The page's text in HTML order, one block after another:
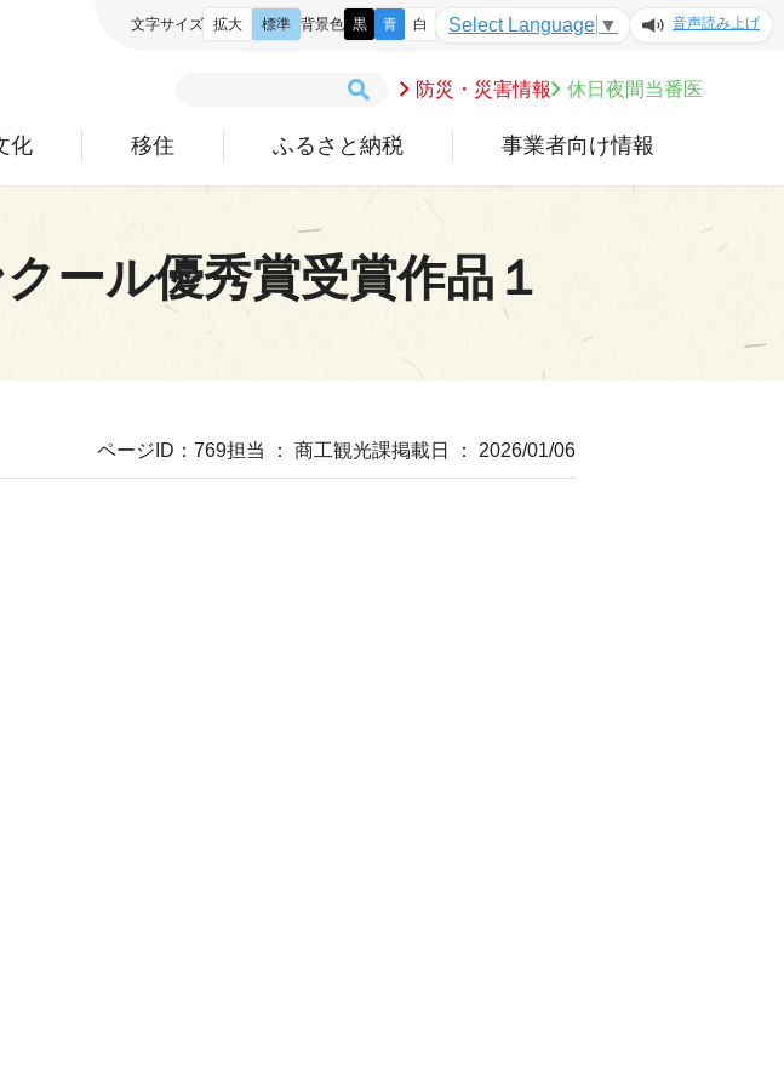
防災・災害情報 休日夜間当番医
化 移住 ふるさと納税 事業者向け情報
文字サイズ 拡大 標準 背景色 黒 青 白 Select Language ▼ 音声読み上げ
ール優秀賞受賞作品１
ページID：769担当 ： 商工観光課掲載日 ： 2026/01/06